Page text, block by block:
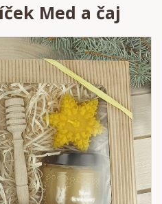
Med a čaj